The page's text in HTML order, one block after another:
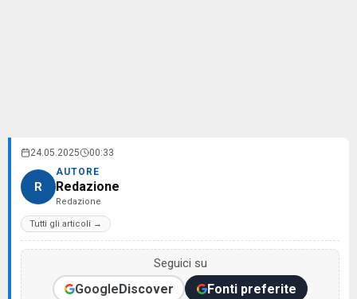
24.05.2025 00:33
R
AUTORE
Redazione
Redazione
Tutti gli articoli →
Seguici su
GoogleDiscover Fonti preferite